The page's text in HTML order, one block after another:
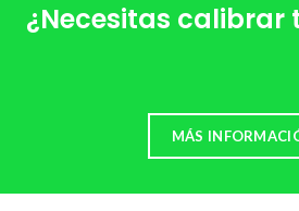
¿Necesitas calibrar
MÁS